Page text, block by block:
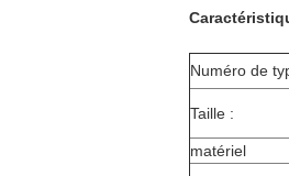
Numéro de
Taille :
matériel